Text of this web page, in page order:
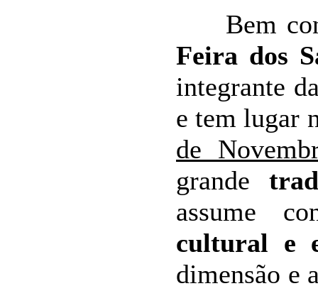
Bem
Feira dos
integrante
e tem lugar
de
grande
assume
cultural e
dimensão e